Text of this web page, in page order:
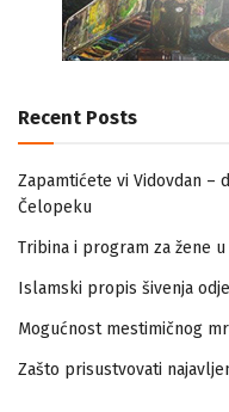
Recent Posts
Zapamtićete vi Vidovdan –
Čelopeku
Tribina i program za žene u
Islamski propis šivenja
Mogućnost mestimičnog
Zašto prisustvovati